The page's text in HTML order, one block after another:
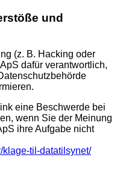
und
(z. B. Hacking oder
dafür verantwortlich,
eine Beschwerde bei
wenn Sie der Meinung
ihre Aufgabe nicht
klage-til-datatilsynet/